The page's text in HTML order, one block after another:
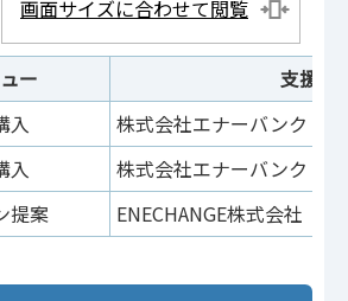
画面サイズに合わせて閲覧
ー
支援事
入
株式会社エナーバンク（
入
株式会社エナーバンク（
提案
ENECHANGE株式会社（